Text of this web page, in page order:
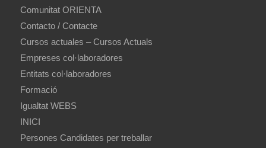
Comunitat ORIENTA
Contacto / Contacte
Cursos actuales – Cursos Actuals
Empreses col·laboradores
Entitats col·laboradores
Formació
Igualtat WEBS
INICI
Persones Candidates per treballar